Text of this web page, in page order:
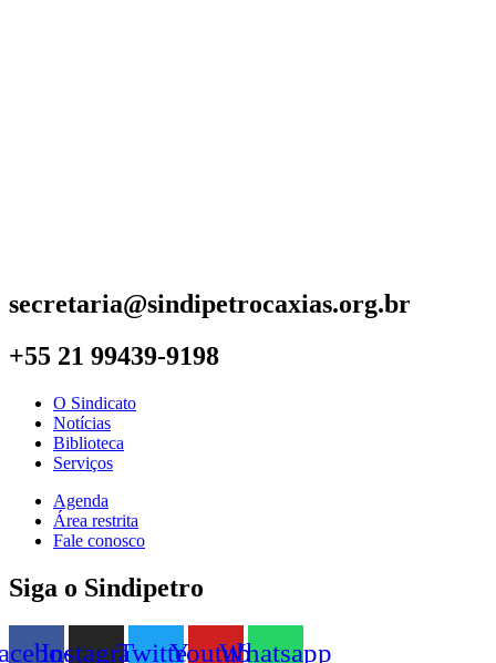
secretaria@sindipetrocaxias.org.br
+55 21 99439-9198
O Sindicato
Notícias
Biblioteca
Serviços
Agenda
Área restrita
Fale conosco
Siga o Sindipetro
InstagramTwitterYoutubeWhatsapp